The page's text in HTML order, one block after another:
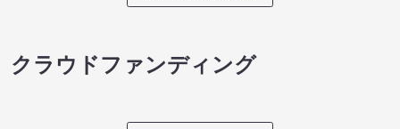
クラウドファンディング